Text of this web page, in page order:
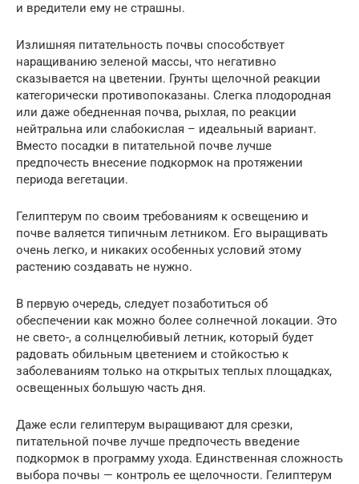
и вредители ему не страшны.
Излишняя питательность почвы способствует
наращиванию зеленой массы, что негативно
сказывается на цветении. Грунты щелочной реакции
категорически противопоказаны. Слегка плодородная
или даже обедненная почва, рыхлая, по реакции
нейтральна или слабокислая – идеальный вариант.
Вместо посадки в питательной почве лучше
предпочесть внесение подкормок на протяжении
периода вегетации.
Гелиптерум по своим требованиям к освещению и
почве валяется типичным летником. Его выращивать
очень легко, и никаких особенных условий этому
растению создавать не нужно.
В первую очередь, следует позаботиться об
обеспечении как можно более солнечной локации. Это
не свето-, а солнцелюбивый летник, который будет
радовать обильным цветением и стойкостью к
заболеваниям только на открытых теплых площадках,
освещенных большую часть дня.
Даже если гелиптерум выращивают для срезки,
питательной почве лучше предпочесть введение
подкормок в программу ухода. Единственная сложность
выбора почвы — контроль ее щелочности. Гелиптерум